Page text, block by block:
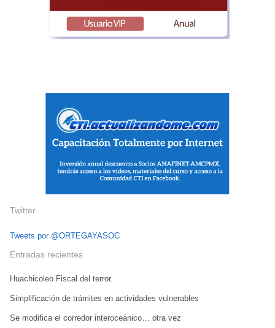
Twitter
Tweets por @ORTEGAYASOC
Entradas recientes
Huachicoleo Fiscal del terror.
Simplificación de trámites en actividades vulnerables
Se modifica el corredor interoceánico… otra vez